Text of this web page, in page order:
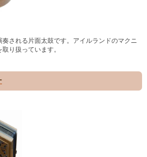
される片面太鼓です。アイルランドのマクニ
り扱っています。